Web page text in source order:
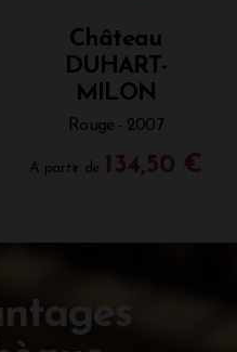
Château
DUHART-
MILON
Rouge - 2007
A partir de 134,50 €